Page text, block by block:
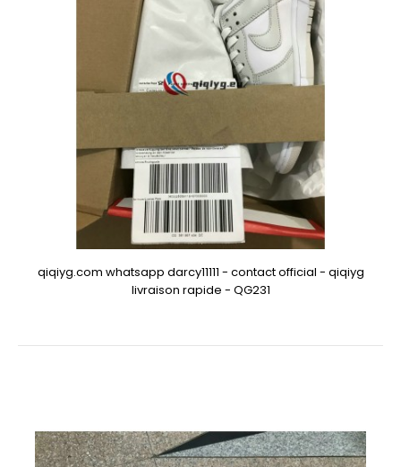
qiqiyg.com whatsapp darcy11111 - contact official - qiqiyg
livraison rapide - QG231